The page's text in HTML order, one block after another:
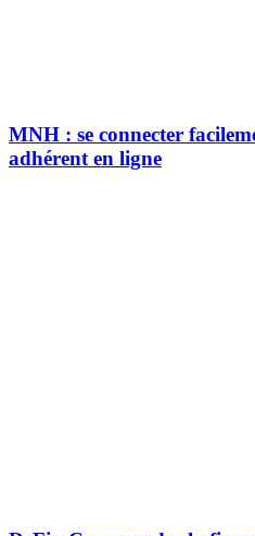
MNH : se connecter
adhérent en ligne